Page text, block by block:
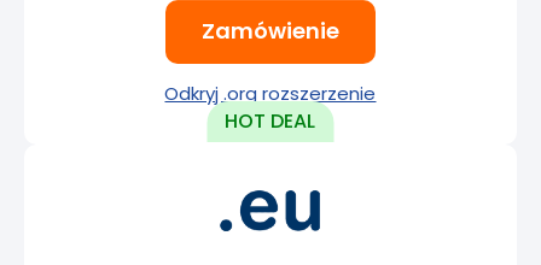
Zamówienie
Odkryj .org rozszerzenie